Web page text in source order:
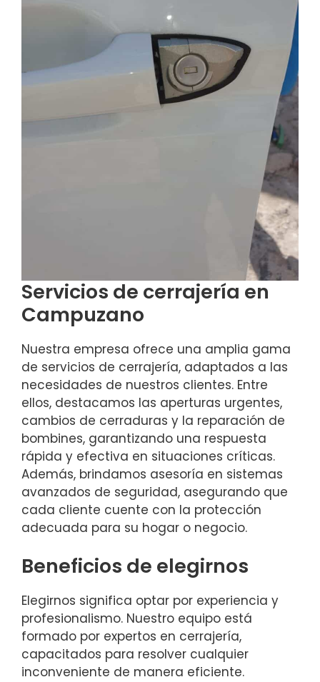
Servicios de cerrajería en
Campuzano
Nuestra empresa ofrece una amplia gama
de servicios de cerrajería, adaptados a las
necesidades de nuestros clientes. Entre
ellos, destacamos las aperturas urgentes,
cambios de cerraduras y la reparación de
bombines, garantizando una respuesta
rápida y efectiva en situaciones críticas.
Además, brindamos asesoría en sistemas
avanzados de seguridad, asegurando que
cada cliente cuente con la protección
adecuada para su hogar o negocio.
Beneficios de elegirnos
Elegirnos significa optar por experiencia y
profesionalismo. Nuestro equipo está
formado por expertos en cerrajería,
capacitados para resolver cualquier
inconveniente de manera eficiente.